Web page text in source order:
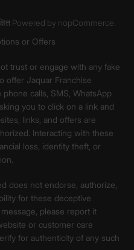
Powered by nopCommerce.
or Offers
trust or engage with any fake
offer Jaquar Franchise
calls, SMS, WhatsApp
you to click on a link and
links, and offers are
Interacting with these
loss, identity theft, or
does not endorse, authorize,
for these deceptive
please report it
or customer care
for authenticity of any such